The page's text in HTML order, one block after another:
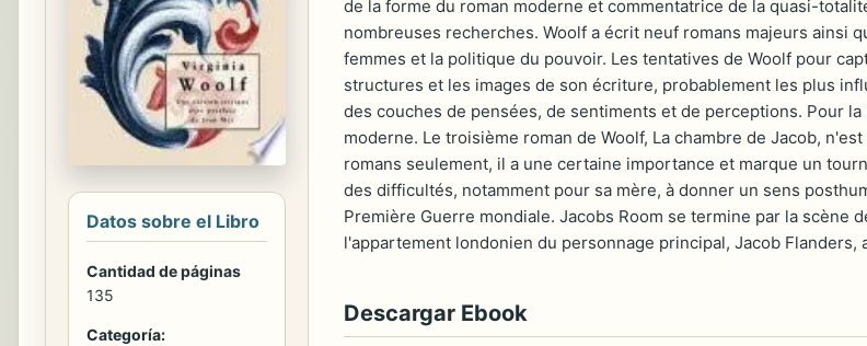
Datos sobre el Libro
Cantidad de páginas
135
Categoría:
de la forme du roman moderne et commentatrice de la quasi-
nombreuses recherches. Woolf a écrit neuf romans majeurs
femmes et la politique du pouvoir. Les tentatives de Woolf pour
structures et les images de son écriture, probablement les plus
des couches de pensées, de sentiments et de perceptions. Pour
moderne. Le troisième roman de Woolf, La chambre de Jacob,
romans seulement, il a une certaine importance et marque un
des difficultés, notamment pour sa mère, à donner un sens
Première Guerre mondiale. Jacobs Room se termine par la scène
l'appartement londonien du personnage principal, Jacob Flanders,
Descargar Ebook